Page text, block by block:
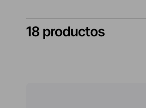
18 productos